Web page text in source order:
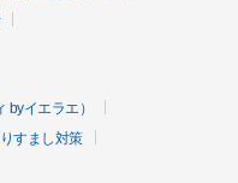
イエラエ）
すまし対策